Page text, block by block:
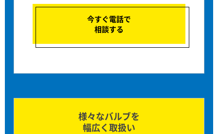
今すぐ電話で
相談する
様々なバルブを
幅広く取扱い